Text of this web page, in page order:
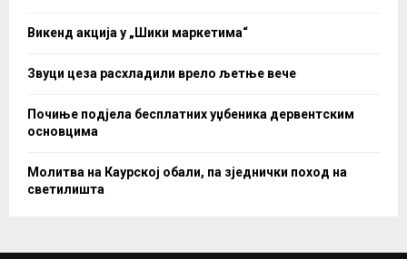
Викенд акција у „Шики маркетима“
Звуци цеза расхладили врело љетње вече
Почиње подјела бесплатних уџбеника дервентским
основцима
Молитва на Каурској обали, па зједнички поход на
светилишта